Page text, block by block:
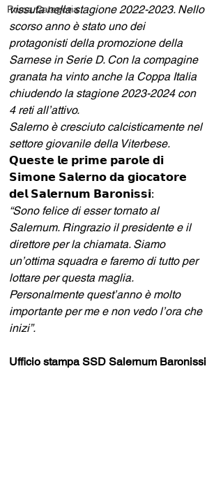
Prima Categoria
vissuta nella stagione 2022-2023. Nello
scorso anno è stato uno dei
protagonisti della promozione della
Sarnese in Serie D. Con la compagine
granata ha vinto anche la Coppa Italia
chiudendo la stagione 2023-2024 con
4 reti all’attivo.
Salerno è cresciuto calcisticamente nel
settore giovanile della Viterbese.
𝗤𝘂𝗲𝘀𝘁𝗲 𝗹𝗲 𝗽𝗿𝗶𝗺𝗲 𝗽𝗮𝗿𝗼𝗹𝗲 𝗱𝗶
𝗦𝗶𝗺𝗼𝗻𝗲 𝗦𝗮𝗹𝗲𝗿𝗻𝗼 𝗱𝗮 𝗴𝗶𝗼𝗰𝗮𝘁𝗼𝗿𝗲
𝗱𝗲𝗹 𝗦𝗮𝗹𝗲𝗿𝗻𝘂𝗺 𝗕𝗮𝗿𝗼𝗻𝗶𝘀𝘀𝗶:
“Sono felice di esser tornato al
Salernum. Ringrazio il presidente e il
direttore per la chiamata. Siamo
un’ottima squadra e faremo di tutto per
lottare per questa maglia.
Personalmente quest’anno è molto
importante per me e non vedo l’ora che
inizi”.
Ufficio stampa SSD Salernum Baronissi